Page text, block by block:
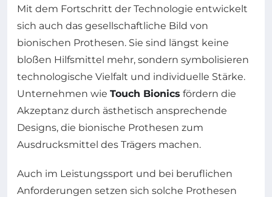
Mit dem Fortschritt der Technologie entwickelt
sich auch das gesellschaftliche Bild von
bionischen Prothesen. Sie sind längst keine
bloßen Hilfsmittel mehr, sondern symbolisieren
technologische Vielfalt und individuelle Stärke.
Unternehmen wie Touch Bionics fördern die
Akzeptanz durch ästhetisch ansprechende
Designs, die bionische Prothesen zum
Ausdrucksmittel des Trägers machen.
Auch im Leistungssport und bei beruflichen
Anforderungen setzen sich solche Prothesen